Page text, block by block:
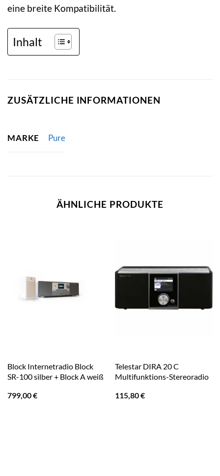
eine breite Kompatibilität.
Inhalt
ZUSÄTZLICHE INFORMATIONEN
MARKE Pure
ÄHNLICHE PRODUKTE
Block Internetradio Block
SR-100 silber + Block A weiß
799,00€
Telestar DIRA 20 C
Multifunktions-Stereoradio
115,80€